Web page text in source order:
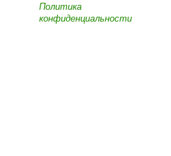
Политика
конфиденциальности